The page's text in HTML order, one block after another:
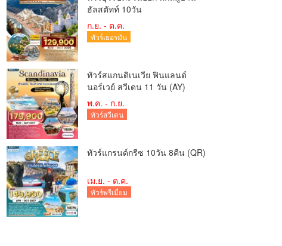
ฮัลสตัทท์ 10วัน
ก.ย. - ต.ค.
ทัวร์เยอรมัน
ทัวร์สแกนดิเนเวีย ฟินแลนด์
นอร์เวย์ สวีเดน 11 วัน (AY)
พ.ค. - ก.ย.
ทัวร์สวีเดน
ทัวร์แกรนด์กรีซ 10วัน 8คืน (QR)
เม.ย. - ต.ค.
ทัวร์พรีเมี่ยม